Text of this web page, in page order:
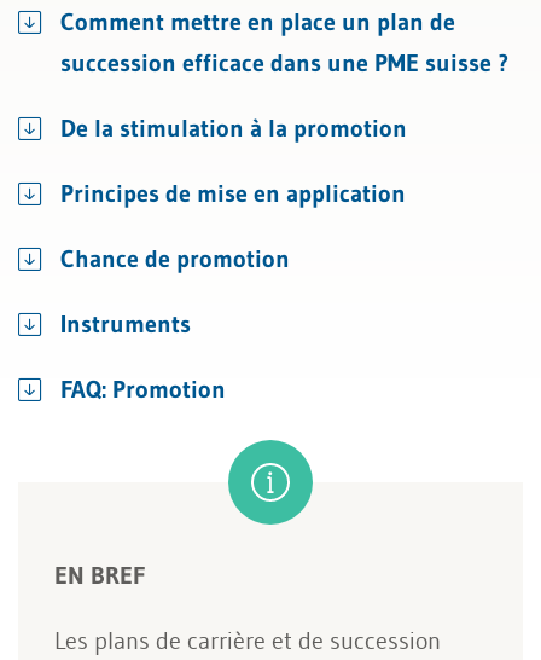
Comment mettre en place un plan de
succession efficace dans une PME suisse ?
De la stimulation à la promotion
Principes de mise en application
Chance de promotion
Instruments
FAQ: Promotion
EN BREF
Les plans de carrière et de succession